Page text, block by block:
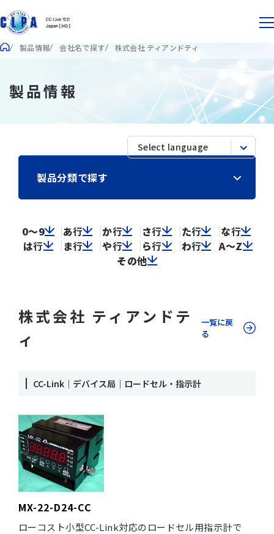
製品情報 会社名で探す 株式会社 ティアンドティ
製品情報
製品分類で探す
0～9 あ行 か行 さ行 た行 な行
は行 ま行 や行 ら行 わ行
A～Z
その他
株式会社 ティアンドテ
ィ
一覧に戻
る
CC-Link｜デバイス局｜ロードセル・指示計
MX-22-D24-CC
ローコスト小型CC-Link対応のロードセル用指示計で